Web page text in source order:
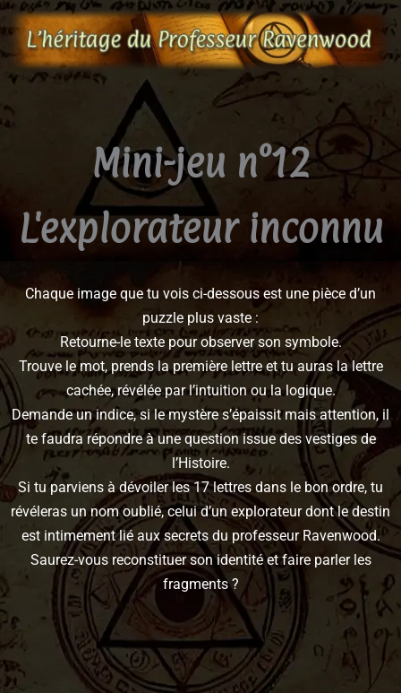
Aller
au
contenu
Mini-jeu n°12
L'explorateur inconnu
Chaque image que tu vois ci-dessous est une pièce d’un
puzzle plus vaste :
Retourne-le texte pour observer son symbole.
Trouve le mot, prends la première lettre et tu auras la lettre
cachée, révélée par l’intuition ou la logique.
Demande un indice, si le mystère s’épaissit mais attention, il
te faudra répondre à une question issue des vestiges de
l’Histoire.
Si tu parviens à dévoiler les 17 lettres dans le bon ordre, tu
révéleras un nom oublié, celui d’un explorateur dont le destin
est intimement lié aux secrets du professeur Ravenwood.
Saurez-vous reconstituer son identité et faire parler les
fragments ?